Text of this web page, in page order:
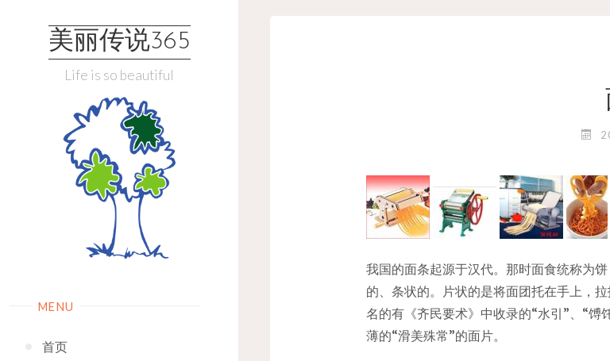
美丽传说365
Life is so beautiful
MENU
首页
我国的面条起源于汉代。那时面食统称为
的、条状的。片状的是将面团托在手上，
名的有《齐民要术》中收录的“水引”、“馎
薄的“滑美殊常”的面片。